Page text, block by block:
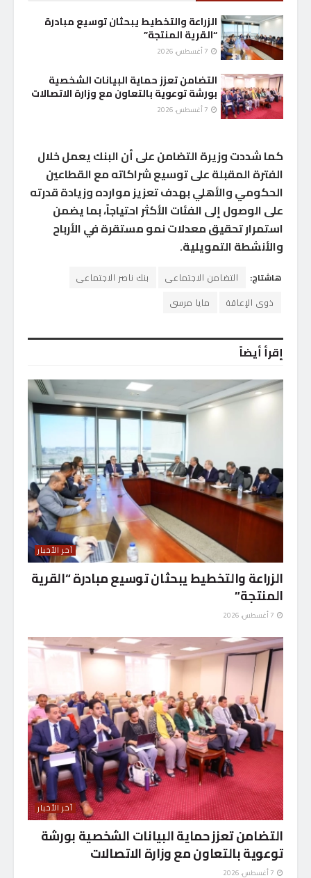
الزراعة والتخطيط يبحثان توسيع مبادرة
“القرية المنتجة”
التضامن تعزز حماية البيانات الشخصية
بورشة توعوية بالتعاون مع وزارة الاتصالات
كما شددت وزيرة التضامن على أن البنك يعمل خلال
الفترة المقبلة على توسيع شراكاته مع القطاعين
الحكومي والأهلي بهدف تعزيز موارده وزيادة قدرته
على الوصول إلى الفئات الأكثر احتياجاً، بما يضمن
استمرار تحقيق معدلات نمو مستقرة في الأرباح
والأنشطة التمويلية.
هاشتاج: التضامن الاجتماعى
بنك ناصر الاجتماعى
ذوى الإعاقة
مايا مرسى
إقرأ أيضاً
آخر الأخبار
الزراعة والتخطيط يبحثان توسيع مبادرة “القرية
المنتجة”
آخر الأخبار
التضامن تعزز حماية البيانات الشخصية بورشة
توعوية بالتعاون مع وزارة الاتصالات